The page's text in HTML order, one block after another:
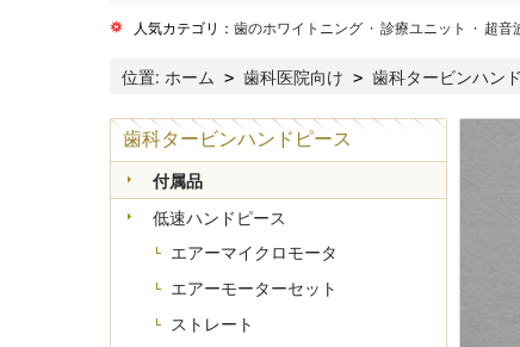
人気カテゴリ： 歯のホワイトニング · 診療ユニット · 超音
位置: ホーム > 歯科医院向け > 歯科タービンハン
歯科タービンハンドピース
付属品
低速ハンドピース
エアーマイクロモータ
エアーモーターセット
ストレート